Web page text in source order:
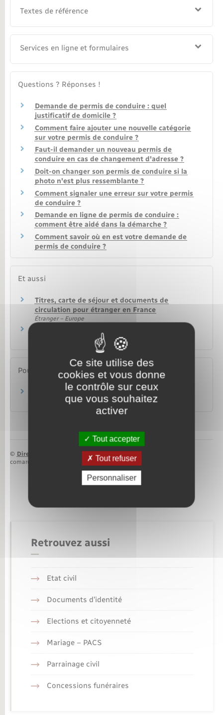
Organisation d’événement
Sécurité - Prévention
Seniors
Transports
Voirie et espace public
Textes de référence
Services en ligne et formulaires
Questions ? Réponses !
Demande de permis de conduire : quel
justificatif de domicile ?
Comment faire ajouter une nouvelle catégorie
sur votre permis de conduire ?
Faut-il demander un nouveau permis de
conduire en cas de changement d'adresse ?
Doit-on changer son permis de conduire si la
photo n'est plus ressemblante ?
Comment signaler une erreur sur votre permis
de conduire ?
Demande en ligne de permis de conduire :
comment être aidé dans la démarche ?
Comment savoir où en est votre demande de
permis de conduire ?
Et aussi
Titres, carte de séjour et documents de
circulation pour étranger en France
Étranger – Europe
Pour en savoir plus
Pays de l'Union européenne
Commission européenne
© Direction de l’information légale et administrative
comarquage developpé par baseo.io
Retrouvez aussi
Etat civil
Documents d’identité
Elections et citoyenneté
Mariage – PACS
Parrainage civil
Concessions funéraires
Ce site utilise des
cookies et vous donne
le contrôle sur ceux
que vous souhaitez
activer
Tout accepter
Tout refuser
Personnaliser